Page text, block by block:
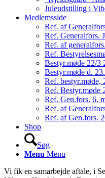
Juleudstilling i
Medlemsside
Ref. af
Ref. Generalfors.
Ref. af
Ref.
Bestyr.møde 22/3
Bestyr.møde d.
Ref. bestyr.møde,
Ref. Bestyr.møde
Ref. Gen.fors. 6.
Ref. af
Ref. af Gen.fors.
Shop
Søg
Menu Menu
Vi fik en samarbejde aftale, i